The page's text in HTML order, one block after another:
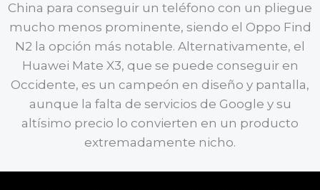
China para conseguir un teléfono con un pliegue
mucho menos prominente, siendo el Oppo Find
N2 la opción más notable. Alternativamente, el
Huawei Mate X3, que se puede conseguir en
Occidente, es un campeón en diseño y pantalla,
aunque la falta de servicios de Google y su
altísimo precio lo convierten en un producto
extremadamente nicho.